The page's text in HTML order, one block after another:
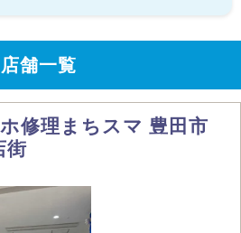
店舗一覧
修理まちスマ 豊田市
街